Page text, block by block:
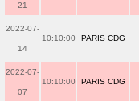
21
2022-07-
14
10:10:00 PARIS CDG
2022-07-
07
10:10:00 PARIS CDG